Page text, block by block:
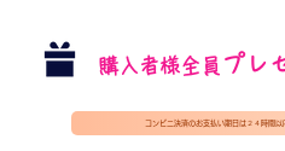
購入者様全員 プレ
コンビニ決済のお支払い期日は２４時間以